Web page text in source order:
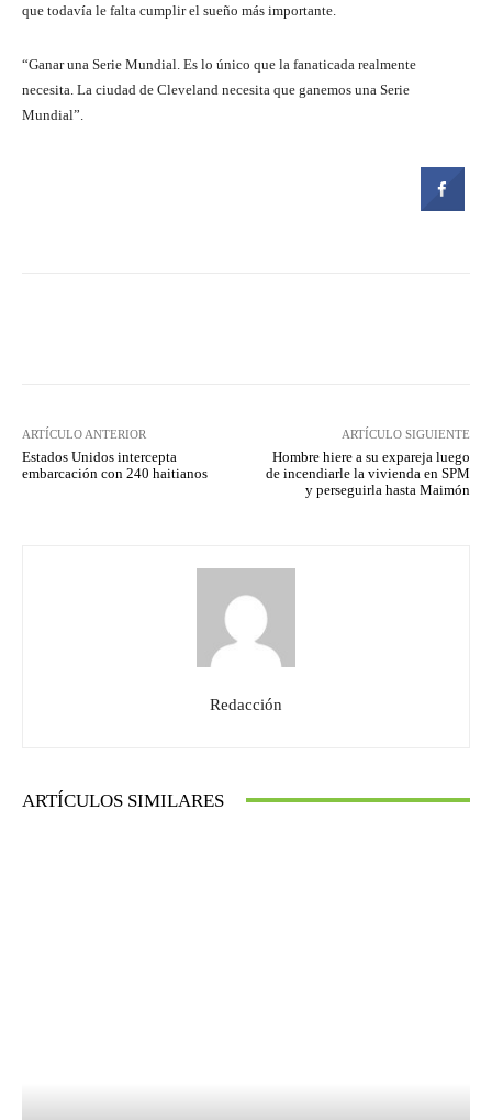
que todavía le falta cumplir el sueño más importante.
“Ganar una Serie Mundial. Es lo único que la fanaticada realmente
necesita. La ciudad de Cleveland necesita que ganemos una Serie
Mundial”.
ARTÍCULO ANTERIOR
Estados Unidos intercepta
embarcación con 240 haitianos
ARTÍCULO SIGUIENTE
Hombre hiere a su expareja luego
de incendiarle la vivienda en SPM
y perseguirla hasta Maimón
Redacción
ARTÍCULOS SIMILARES